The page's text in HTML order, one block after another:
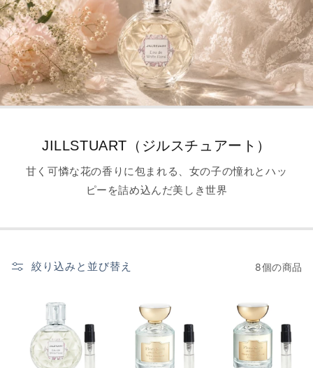
JILLSTUART（ジルスチュアート）
甘く可憐な花の香りに包まれる、女の子の憧れとハッ
ピーを詰め込んだ美しき世界
絞り込みと並び替え 8個の商品